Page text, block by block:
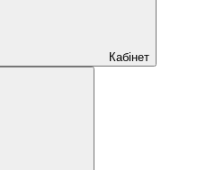
Кабінет